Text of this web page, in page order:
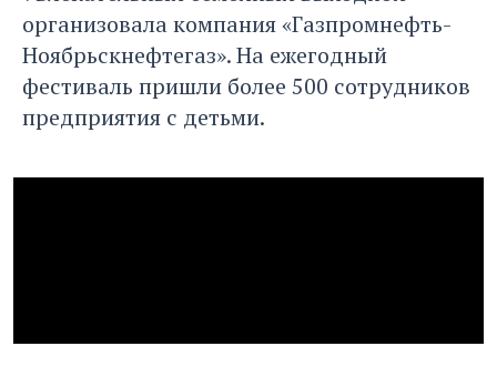
организовала компания «Газпромнефть-
Ноябрьскнефтегаз». На ежегодный
фестиваль пришли более 500 сотрудников
предприятия с детьми.